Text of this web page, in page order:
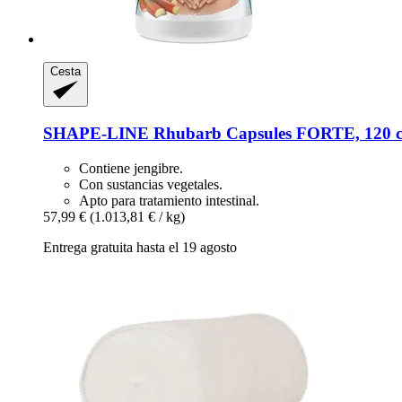
Cesta
SHAPE-LINE Rhubarb Capsules FORTE, 120
Contiene jengibre.
Con sustancias vegetales.
Apto para tratamiento intestinal.
57,99 € (1.013,81 € / kg)
Entrega gratuita hasta el 19 agosto